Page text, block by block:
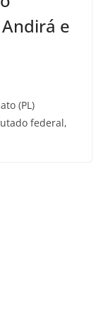
e
(PL)
federal,